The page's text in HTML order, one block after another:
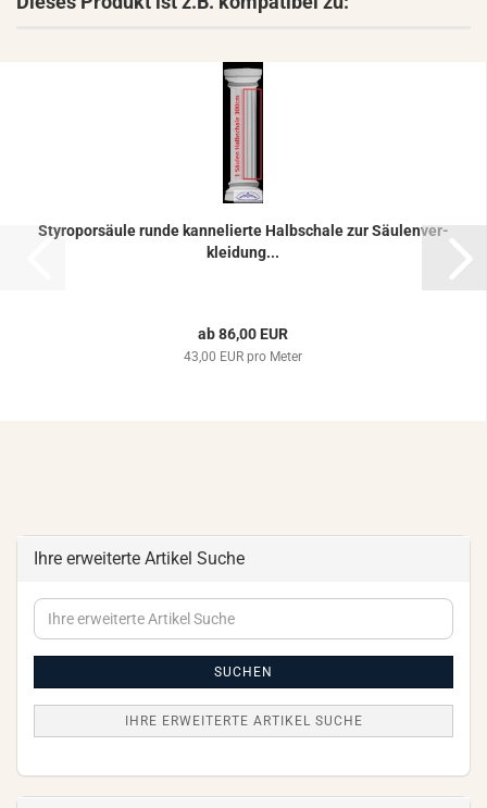
Sty­ro­por­säu­le runde kan­ne­lier­te Halb­scha­le zur Säu­len­ver­
klei­dung...
ab 86,00 EUR
43,00 EUR pro Meter
Ihre erweiterte Artikel Suche
Ihre
erweiterte
SUCHEN
IHRE ERWEITERTE ARTIKEL SUCHE